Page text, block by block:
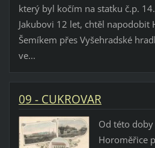
který byl kočím na statku č.p.
Jakubovi 12 let, chtěl napodobit
Šemíkem přes Vyšehradské
ve...
09 - CUKROVAR
Od této
Horoměřice